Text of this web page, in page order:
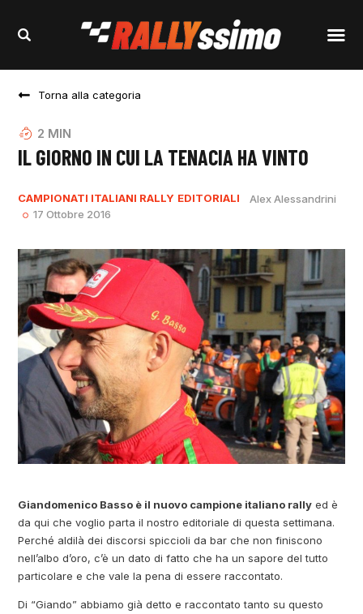
Torna alla categoria
2 MIN
IL GIORNO IN CUI LA TENACIA HA VINTO
CAMPIONATI ITALIANI RALLY EDITORIALI
Alex Alessandrini
17 Ottobre 2016
Giandomenico Basso è il nuovo campione italiano rally ed è
da qui che voglio parta il nostro editoriale di questa settimana.
Perché aldilà dei discorsi spiccioli da bar che non finiscono
nell’albo d’oro, c’è un dato di fatto che ha un sapore del tutto
particolare e che vale la pena di essere raccontato.
Di “Giando” abbiamo già detto e raccontato tanto su questo